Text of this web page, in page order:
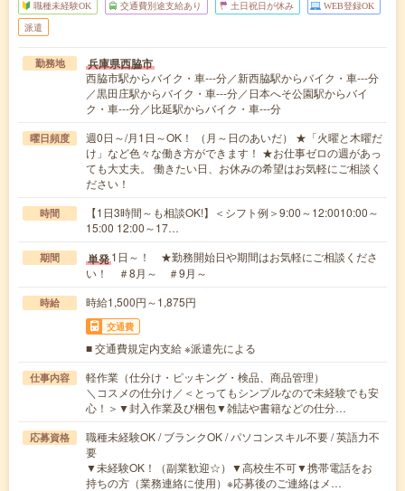
職種未経験OK 交通費別途支給あり 土日祝日が休み WEB登録OK
派遣
勤務地 兵庫県西脇市
西脇市駅からバイク・車---分／新西脇駅からバイク・車---分
／黒田庄駅からバイク・車---分／日本へそ公園駅からバイ
ク・車---分／比延駅からバイク・車---分
曜日頻度
週0日～/月1日～OK！ （月～日のあいだ） ★「火曜と木曜だ
け」など色々な働き方ができます！ ★お仕事ゼロの週があっ
ても大丈夫。 働きたい日、お休みの希望はお気軽にご相談く
ださい！
時間
【1日3時間～も相談OK!】＜シフト例＞9:00～12:0010:00～
15:00 12:00～17…
期間 単発1日～！ ★勤務開始日や期間はお気軽にご相談くださ
い！ ＃8月～ ＃9月～
時給 時給1,500円～1,875円
交通費
■ 交通費規定内支給 ※派遣先による
仕事内容
軽作業（仕分け・ピッキング・検品、商品管理）
＼コスメの仕分け／＜とってもシンプルなので未経験でも安
心！＞▼封入作業及び梱包▼雑誌や書籍などの仕分…
応募資格
職種未経験OK / ブランクOK / パソコンスキル不要 / 英語力不
要
▼未経験OK！（副業歓迎☆）▼高校生不可▼携帯電話をお
持ちの方（業務連絡に使用）※応募後のご連絡はメ…